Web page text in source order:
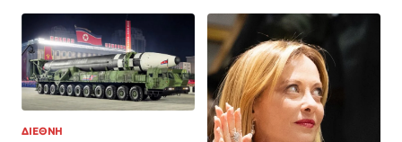
ΔΙΕΘΝΗ